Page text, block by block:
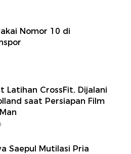
Nomor 10 di
Latihan CrossFit, Dijalani
saat Persiapan Film
Saepul Mutilasi Pria